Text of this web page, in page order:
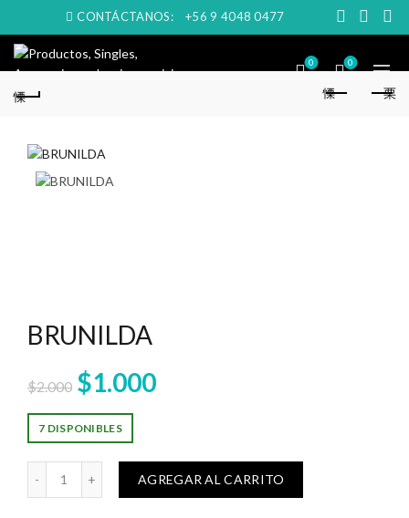
CONTÁCTANOS: +56 9 4048 0477
0 0
BRUNILDA
$2.000 El
precio
original
era:
$1.000El
actual
es:
7 DISPONIBLES
AGREGAR AL CARRITO